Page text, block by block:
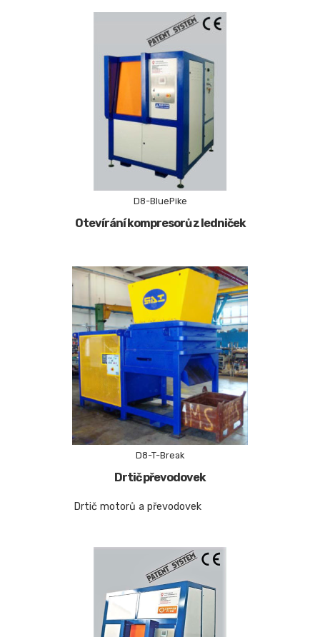
D8-BluePike
Otevírání kompresorů z ledniček
D8-T-Break
Drtič převodovek
Drtič motorů a převodovek